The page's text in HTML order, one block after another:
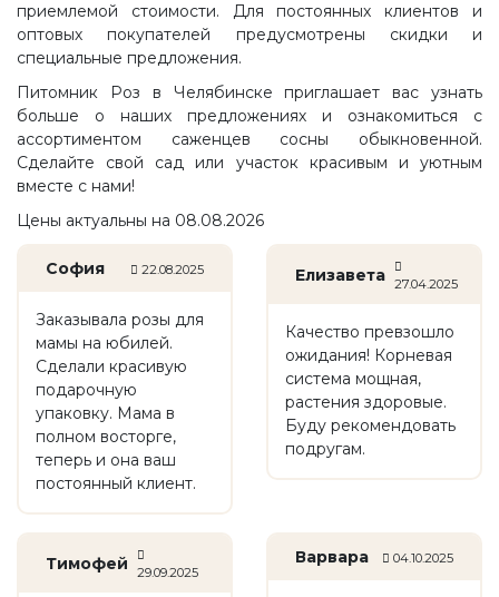
приемлемой стоимости. Для постоянных клиентов и
оптовых покупателей предусмотрены скидки и
специальные предложения.
Питомник Роз в Челябинске приглашает вас узнать
больше о наших предложениях и ознакомиться с
ассортиментом саженцев сосны обыкновенной.
Сделайте свой сад или участок красивым и уютным
вместе с нами!
Цены актуальны на 08.08.2026
София 22.08.2025
Заказывала розы для
мамы на юбилей.
Сделали красивую
подарочную
упаковку. Мама в
полном восторге,
теперь и она ваш
постоянный клиент.
Елизавета 27.04.2025
Качество превзошло
ожидания! Корневая
система мощная,
растения здоровые.
Буду рекомендовать
подругам.
Тимофей 29.09.2025
Варвара 04.10.2025